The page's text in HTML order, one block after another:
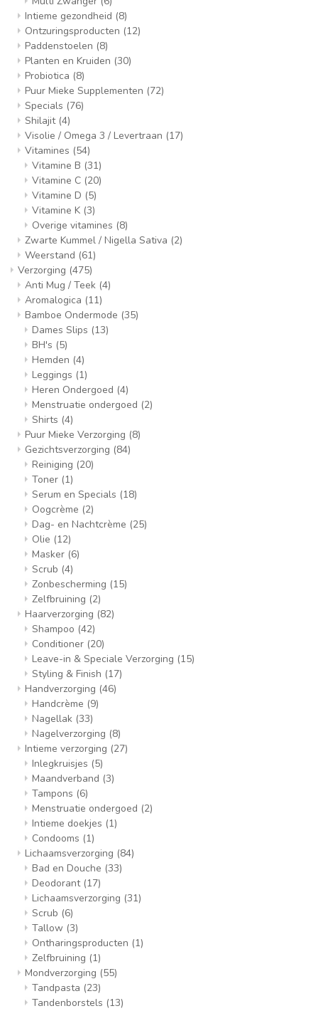
Intieme gezondheid (8)
Ontzuringsproducten (12)
Paddenstoelen (8)
Planten en Kruiden (30)
Probiotica (8)
Puur Mieke Supplementen (72)
Specials (76)
Shilajit (4)
Visolie / Omega 3 / Levertraan (17)
Vitamines (54)
Vitamine B (31)
Vitamine C (20)
Vitamine D (5)
Vitamine K (3)
Overige vitamines (8)
Zwarte Kummel / Nigella Sativa (2)
Weerstand (61)
Verzorging (475)
Anti Mug / Teek (4)
Aromalogica (11)
Bamboe Ondermode (35)
Dames Slips (13)
BH's (5)
Hemden (4)
Leggings (1)
Heren Ondergoed (4)
Menstruatie ondergoed (2)
Shirts (4)
Puur Mieke Verzorging (8)
Gezichtsverzorging (84)
Reiniging (20)
Toner (1)
Serum en Specials (18)
Oogcrème (2)
Dag- en Nachtcrème (25)
Olie (12)
Masker (6)
Scrub (4)
Zonbescherming (15)
Zelfbruining (2)
Haarverzorging (82)
Shampoo (42)
Conditioner (20)
Leave-in & Speciale Verzorging (15)
Styling & Finish (17)
Handverzorging (46)
Handcrème (9)
Nagellak (33)
Nagelverzorging (8)
Intieme verzorging (27)
Inlegkruisjes (5)
Maandverband (3)
Tampons (6)
Menstruatie ondergoed (2)
Intieme doekjes (1)
Condooms (1)
Lichaamsverzorging (84)
Bad en Douche (33)
Deodorant (17)
Lichaamsverzorging (31)
Scrub (6)
Tallow (3)
Ontharingsproducten (1)
Zelfbruining (1)
Mondverzorging (55)
Tandpasta (23)
Tandenborstels (13)